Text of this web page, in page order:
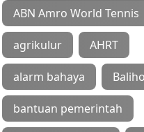
ABN Amro World Tennis
agrikulur AHRT
alarm bahaya
bantuan pemerintah